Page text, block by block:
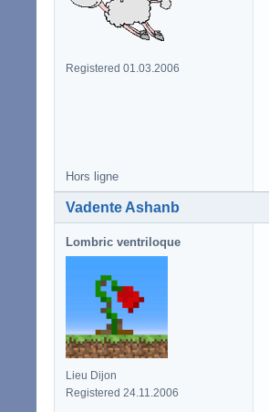
Registered 01.03.2006
Hors ligne
Vadente Ashanb
Lombric ventriloque
Lieu Dijon
Registered 24.11.2006